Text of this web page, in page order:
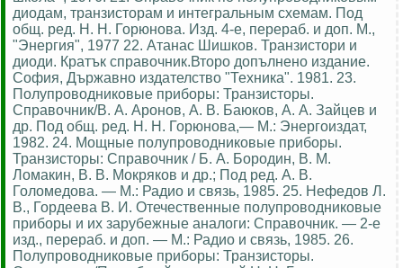
диодам, транзисторам и интегральным схемам. Под
общ. ред. Н. Н. Горюнова. Изд. 4-е, перераб. и доп. М.,
"Энергия", 1977 22. Атанас Шишков. Транзистори и
диоди. Кратък справочник.Второ допълнено издание.
София, Държавно издателство "Техника". 1981. 23.
Полупроводниковые приборы: Транзисторы.
Справочник/В. А. Аронов, А. В. Баюков, А. А. Зайцев и
др. Под общ. ред. Н. Н. Горюнова,— М.: Энергоиздат,
1982. 24. Мощные полупроводниковые приборы.
Транзисторы: Справочник / Б. А. Бородин, В. М.
Ломакин, В. В. Мокряков и др.; Под ред. А. В.
Голомедова. — М.: Радио и связь, 1985. 25. Нефедов Л.
В., Гордеева В. И. Отечественные полупроводниковые
приборы и их зарубежные аналоги: Справочник. — 2-е
изд., перераб. и доп. — М.: Радио и связь, 1985. 26.
Полупроводниковые приборы: Транзисторы.